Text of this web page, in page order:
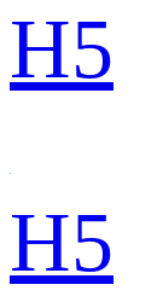
H5
H5